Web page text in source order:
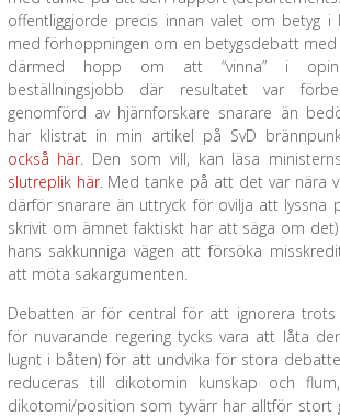
offentliggjorde precis innan valet om betyg i
med förhoppningen om en betygsdebatt
därmed hopp om att “vinna” i
beställningsjobb där resultatet var
genomförd av hjärnforskare snarare än
har klistrat in min artikel på SvD
också här. Den som vill, kan läsa
slutreplik här. Med tanke på att det var nära
därför snarare än uttryck för ovilja att lyssna
skrivit om ämnet faktiskt har att säga om
hans sakkunniga vägen att försöka
att möta sakargumenten.
Debatten är för central för att ignorera trots
för nuvarande regering tycks vara att låta
lugnt i båten) för att undvika för stora
reduceras till dikotomin kunskap och
dikotomi/position som tyvärr har alltför stort